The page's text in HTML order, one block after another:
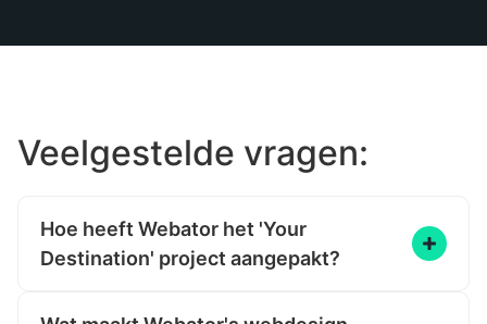
Veelgestelde vragen:
Hoe heeft Webator het 'Your
Destination' project aangepakt?
Destination met een heldere missie: een website